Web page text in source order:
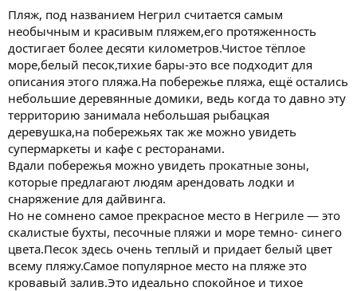
ы
л
Пляж, под названием Негрил считается самым
необычным и красивым пляжем,его протяженность
достигает более десяти километров.Чистое тёплое
море,белый песок,тихие бары-это все подходит для
описания этого пляжа.На побережье пляжа, ещё остались
небольшие деревянные домики, ведь когда то давно эту
территорию занимала небольшая рыбацкая
деревушка,на побережьях так же можно увидеть
супермаркеты и кафе с ресторанами.
Вдали побережья можно увидеть прокатные зоны,
которые предлагают людям арендовать лодки и
снаряжение для дайвинга.
Но не сомнено самое прекрасное место в Негриле — это
скалистые бухты, песочные пляжи и море темно- синего
цвета.Песок здесь очень теплый и придает белый цвет
всему пляжу.Самое популярное место на пляже это
кровавый залив.Это идеально спокойное и тихое